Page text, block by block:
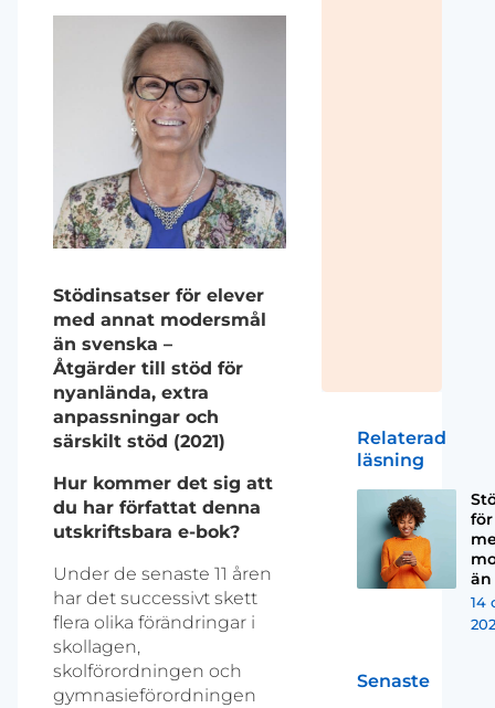
Stödinsatser för elever
med annat modersmål
än svenska –
Åtgärder till stöd för
nyanlända, extra
anpassningar och
särskilt stöd (2021)
Hur kommer det sig att
du har författat denna
utskriftsbara e-bok?
Under de senaste 11 åren
har det successivt skett
flera olika förändringar i
skollagen,
skolförordningen och
gymnasieförordningen
Relaterad
läsning
än
14
Senaste